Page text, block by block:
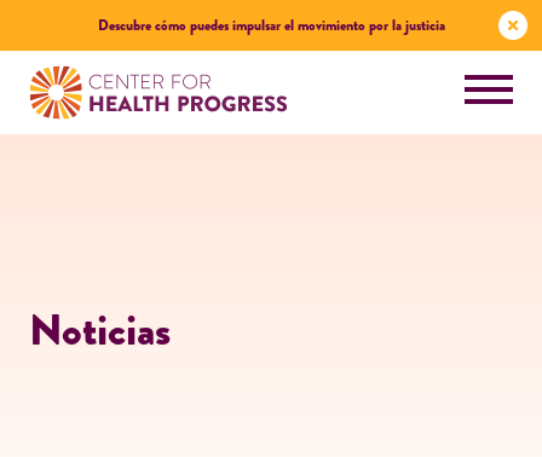
Descubre cómo puedes impulsar el movimiento por la justicia
Noticias